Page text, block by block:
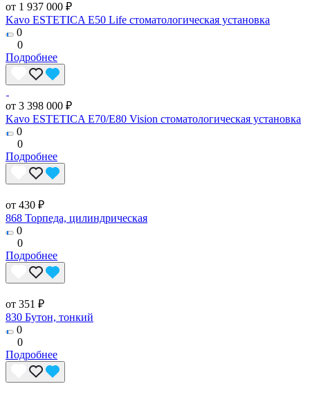
от 1 937 000 ₽
Kavo ESTETICA E50 Life стоматологическая установка
0
0
Подробнее
от 3 398 000 ₽
Kavo ESTETICA E70/E80 Vision стоматологическая установка
0
0
Подробнее
от 430 ₽
868 Торпеда, цилиндрическая
0
0
Подробнее
от 351 ₽
830 Бутон, тонкий
0
0
Подробнее